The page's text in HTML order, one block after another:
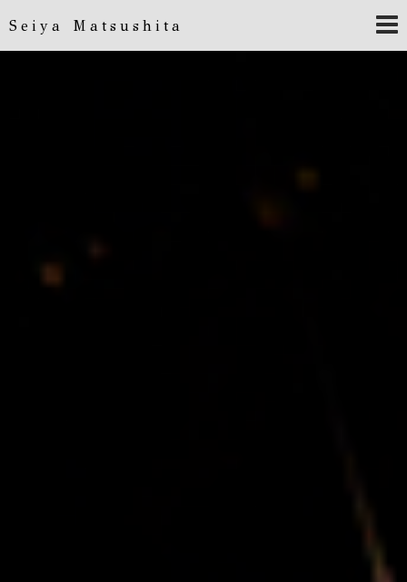
Seiya Matsushita